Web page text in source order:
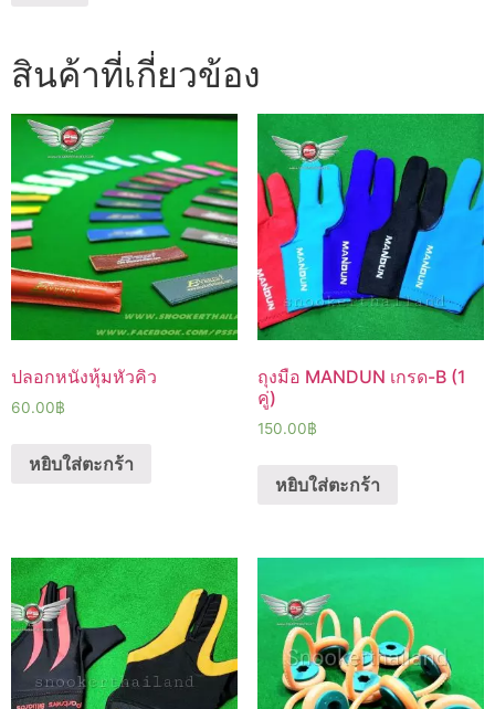
สินค้าที่เกี่ยวข้อง
ปลอกหนังหุ้มหัวคิว
60.00฿
หยิบใส่ตะกร้า
ถุงมือ MANDUN เกรด-B (1
คู่)
150.00฿
หยิบใส่ตะกร้า